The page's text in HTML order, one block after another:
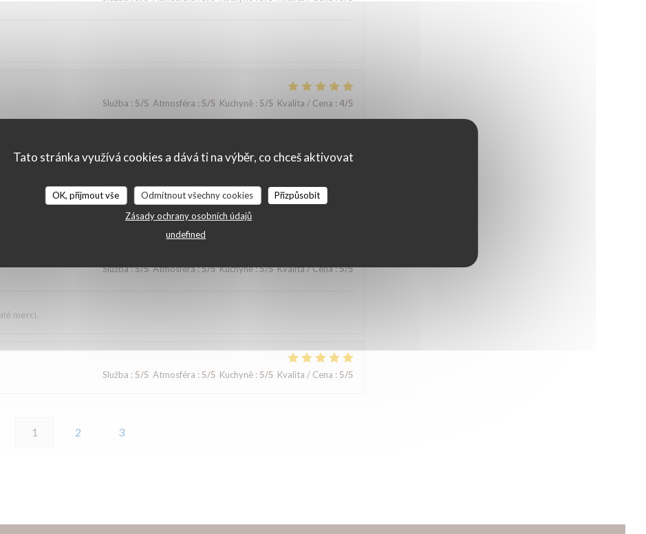
Tato stránka využívá cookies a dává ti na výběr, co chceš aktivovat
OK, přijmout vše Odmítnout všechny cookies
Přizpůsobit
Zásady ochrany osobních údajů
undefined
Služba : 5/5 Atmosféra : 5/5 Kuchyně: 5/5 Kvalita / Cena : 4/5
Služba:5/5 Atmosféra:5/5 Kuchyně:5/5 Kvalita / Cena:5/5
merci.
Služba : 5/5 Atmosféra : 5/5 Kuchyně: 5/5 Kvalita / Cena : 5/5
1 2 3